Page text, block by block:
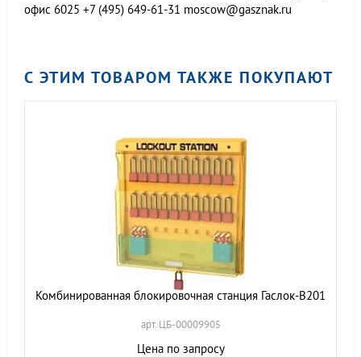
офис 6025 +7 (495) 649-61-31 moscow@gasznak.ru
С ЭТИМ ТОВАРОМ ТАКЖЕ ПОКУПАЮТ
Комбинированная блокировочная станция Гаслок-B201
арт. ЦБ-00009905
Цена по запросу